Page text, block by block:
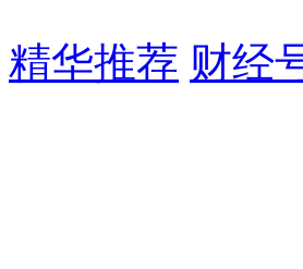
精华推荐 财经